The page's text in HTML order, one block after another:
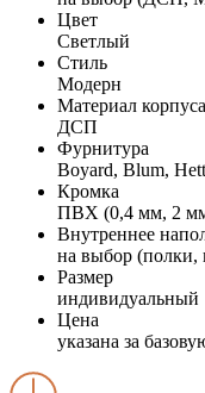
Цвет
Светлый
Стиль
Модерн
Материал корпуса
ДСП
Фурнитура
Boyard, Blum,
Кромка
ПВХ (0,4 мм, 2
Внутреннее
на выбор (полки,
Размер
индивидуальный
Цена
указана за